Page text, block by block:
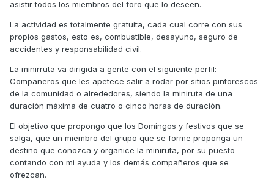
asistir todos los miembros del foro que lo deseen.
La actividad es totalmente gratuita, cada cual corre con sus
propios gastos, esto es, combustible, desayuno, seguro de
accidentes y responsabilidad civil.
La minirruta va dirigida a gente con el siguiente perfil:
Compañeros que les apetece salir a rodar por sitios pintorescos
de la comunidad o alrededores, siendo la miniruta de una
duración máxima de cuatro o cinco horas de duración.
El objetivo que propongo que los Domingos y festivos que se
salga, que un miembro del grupo que se forme proponga un
destino que conozca y organice la miniruta, por su puesto
contando con mi ayuda y los demás compañeros que se
ofrezcan.